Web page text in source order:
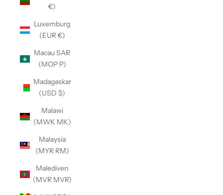
€)
Luxemburg
(EUR €)
Macau SAR
(MOP P)
Madagaskar
(USD $)
Malawi
(MWK MK)
Malaysia
(MYR RM)
Malediven
(MVR MVR)